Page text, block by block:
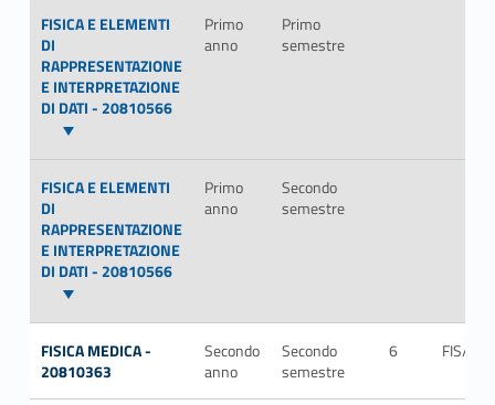
FISICA E ELEMENTI
DI
RAPPRESENTAZIONE
E INTERPRETAZIONE
DI DATI - 20810566
Primo
anno
Primo
semestre
FISICA E ELEMENTI
DI
RAPPRESENTAZIONE
E INTERPRETAZIONE
DI DATI - 20810566
Primo
anno
Secondo
semestre
FISICA MEDICA -
20810363
Secondo
anno
Secondo
semestre
6 FIS/07